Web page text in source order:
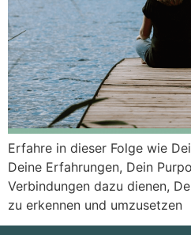
Erfahre in dieser Folge wie
Deine Erfahrungen, Dein
Verbindungen dazu dienen,
zu erkennen und umzusetzen